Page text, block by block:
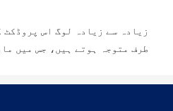
زیادہ سے زیادہ لوگ اس
طرف متوجہ ہوتے ہیں، جس میں